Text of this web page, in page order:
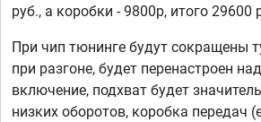
руб., а коробки - 9800р, итого 29600
При чип тюнинге будут сокращены
при разгоне, будет перенастроен
включение, подхват будет
низких оборотов, коробка передач